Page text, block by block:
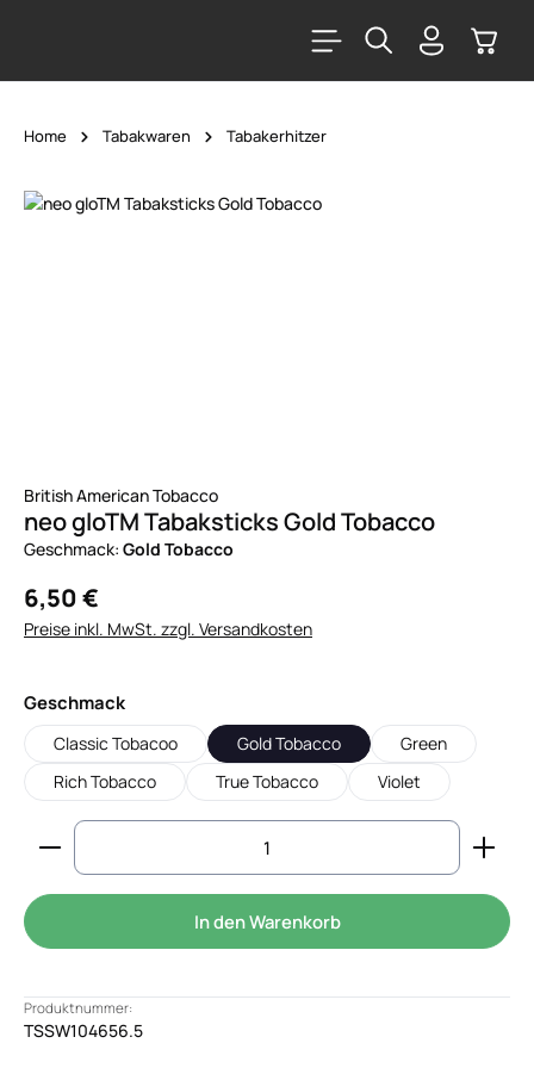
Home Tabakwaren Tabakerhitzer
Bildergalerie überspringen
British American Tobacco
neo gloTM Tabaksticks Gold Tobacco
Geschmack: Gold Tobacco
6,50 €
Preise inkl. MwSt. zzgl. Versandkosten
Geschmackauswählen
Classic Tobacoo Gold Tobacco
Green
Rich Tobacco
True Tobacco Violet
Produkt Anzahl: Gib den gewünschten Wert
In den Warenkorb
Produktnummer:
TSSW104656.5